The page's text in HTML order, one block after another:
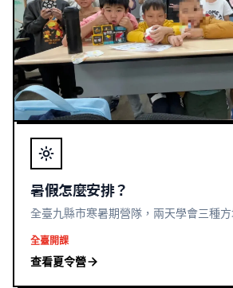
暑假怎麼安排？
全臺九縣市寒暑期營隊，兩天學會三種
全臺開課
查看夏令營